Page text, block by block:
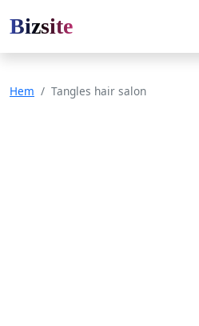
Bizsite
Hem Tangles hair salon